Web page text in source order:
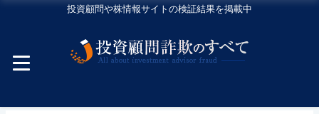
投資顧問や株情報サイトの検証結果を掲載中